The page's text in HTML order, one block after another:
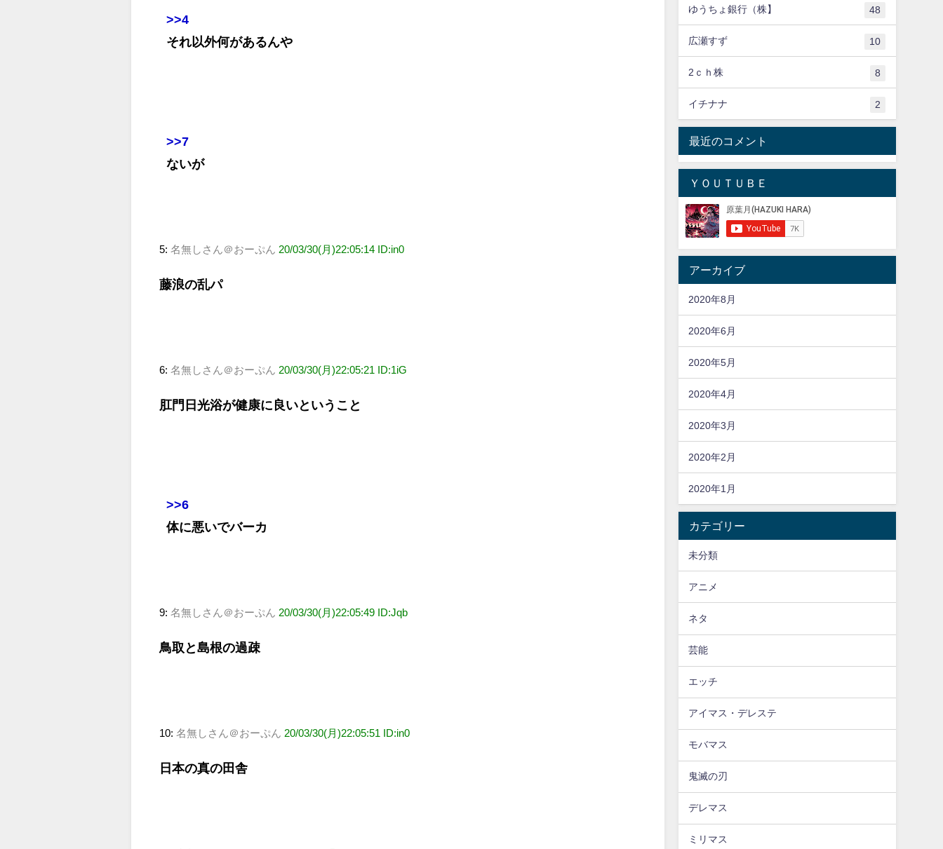
>>4
それ以外何があるんや
>>7
ないが
5: 名無しさん＠おーぷん 20/03/30(月)22:05:14 ID:in0
藤浪の乱パ
6: 名無しさん＠おーぷん 20/03/30(月)22:05:21 ID:1iG
肛門日光浴が健康に良いということ
>>6
体に悪いでバーカ
9: 名無しさん＠おーぷん 20/03/30(月)22:05:49 ID:Jqb
鳥取と島根の過疎
10: 名無しさん＠おーぷん 20/03/30(月)22:05:51 ID:in0
日本の真の田舎
ゆうちょ銀行（株】 48
広瀬すず 10
2ｃｈ株 8
イチナナ 2
最近のコメント
ＹＯＵＴＵＢＥ
アーカイブ
2020年8月
2020年6月
2020年5月
2020年4月
2020年3月
2020年2月
2020年1月
カテゴリー
未分類
アニメ
ネタ
芸能
エッチ
アイマス・デレステ
モバマス
鬼滅の刃
デレマス
ミリマス